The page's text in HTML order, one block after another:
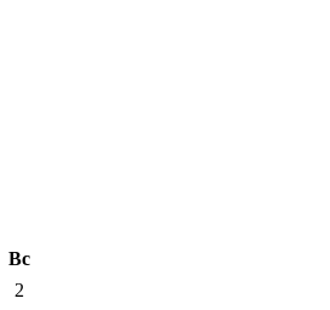
Вс
2